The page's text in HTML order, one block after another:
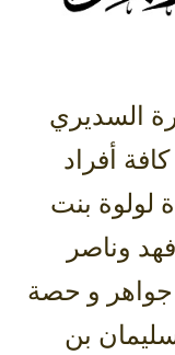
السديري
أفراد
لولوة بنت
وناصر
جواهر و حصة
بن